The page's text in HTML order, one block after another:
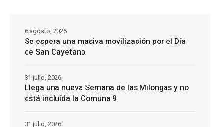
Se espera una masiva movilización por el Día
de San Cayetano
6 agosto, 2026
Llega una nueva Semana de las Milongas y no
está incluída la Comuna 9
31 julio, 2026
31 julio, 2026